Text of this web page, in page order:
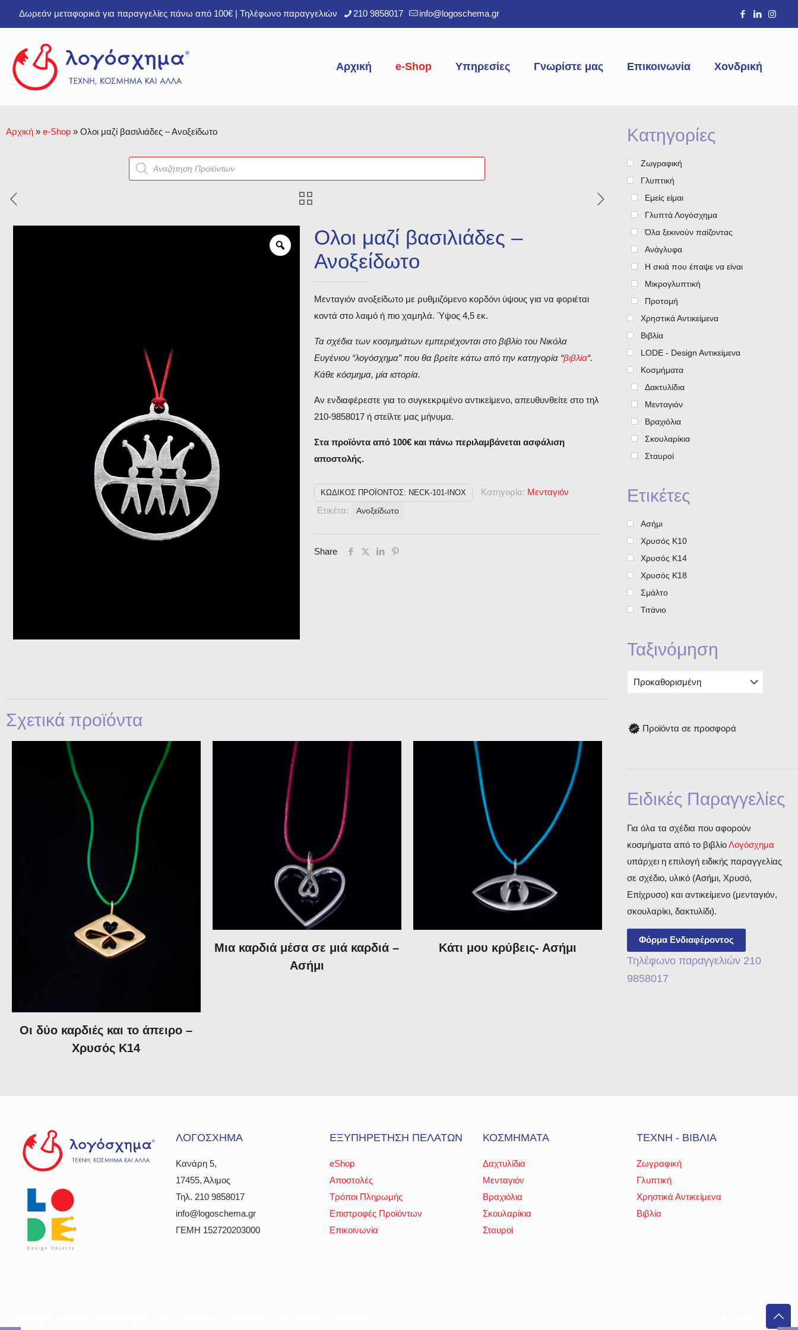
Δωρεάν μεταφορικά για παραγγελίες πάνω από 100€ | Τηλέφωνο παραγγελιών 210 9858017 info@logoschema.gr
Αρχική e-Shop Υπηρεσίες Γνωρίστε μας Επικοινωνία Χονδρική
Αρχική » e-Shop » Ολοι μαζί βασιλιάδες – Ανοξείδωτο
Products
search
Ολοι μαζί βασιλιάδες –
Ανοξείδωτο
Μενταγιόν ανοξείδωτο με ρυθμιζόμενο κορδόνι ύψους για να φοριέται
κοντά στο λαιμό ή πιο χαμηλά. Ύψος 4,5 εκ.
Τα σχέδια των κοσμημάτων εμπεριέχονται στο βιβλίο του Νικόλα
Ευγένιου “λογόσχημα” που θα βρείτε κάτω από την κατηγορία “βιβλία“.
Κάθε κόσμημα, μία ιστορία.
Αν ενδιαφέρεστε για το συγκεκριμένο αντικείμενο, απευθυνθείτε στο τηλ
210-9858017 ή στείλτε μας μήνυμα.
Στα προϊόντα από 100€ και πάνω περιλαμβάνεται ασφάλιση
αποστολής.
ΚΩΔΙΚΌΣ ΠΡΟΪΌΝΤΟΣ: NECK-101-INOΧ Κατηγορία: Μενταγιόν
Ετικέτα:
Ανοξείδωτο
Share
Σχετικά προϊόντα
Οι δύο καρδιές και το άπειρο –
Χρυσός Κ14
Μια καρδιά μέσα σε μιά καρδιά –
Ασήμι
Κάτι μου κρύβεις- Ασήμι
Κατηγορίες
Ζωγραφική
Γλυπτική
Εμείς είμαι
Γλυπτά Λογόσχημα
Όλα ξεκινούν παίζοντας
Ανάγλυφα
Η σκιά που έπαψε να είναι
Μικρογλυπτική
Προτομή
Χρηστικά Αντικείμενα
Βιβλία
LODE - Design Aντικείμενα
Κοσμήματα
Δακτυλίδια
Μενταγιόν
Βραχιόλια
Σκουλαρίκια
Σταυροί
Ετικέτες
Ασήμι
Χρυσός Κ10
Χρυσός Κ14
Χρυσός Κ18
Σμάλτο
Τιτάνιο
Ταξινόμηση
Προϊόντα σε προσφορά
Ειδικές Παραγγελίες
Για όλα τα σχέδια που αφορούν
κοσμήματα από το βιβλίοΛογόσχημα
υπάρχει η επιλογή ειδικής παραγγελίας
σε σχέδιο, υλικό (Ασήμι, Χρυσό,
Επίχρυσο) και αντικείμενο (μενταγιόν,
σκουλαρίκι, δακτυλίδι).
Φόρμα Ενδιαφέροντος
Τηλέφωνο παραγγελιών 210
9858017
ΛΟΓΟΣΧΗΜΑ
Κανάρη 5,
17455, Άλιμος
Τηλ. 210 9858017
info@logoschema.gr
ΓΕΜΗ 152720203000
ΕΞΥΠΗΡΕΤΗΣΗ ΠΕΛΑΤΩΝ
eShop
Αποστολές
Τρόποι Πληρωμής
Επιστροφές Προϊόντων
Επικοινωνία
ΚΟΣΜΗΜΑΤΑ
Δαχτυλίδια
Μενταγιόν
Βραχιόλια
Σκουλαρίκια
Σταυροί
ΤΕΧΝΗ - ΒΙΒΛΙΑ
Ζωγραφική
Γλυπτική
Χρηστικά Αντικείμενα
Βιβλία